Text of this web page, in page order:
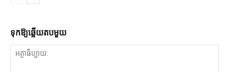
ទុក​ឱ្យ​ឆ្លើយ​តប​មួយ